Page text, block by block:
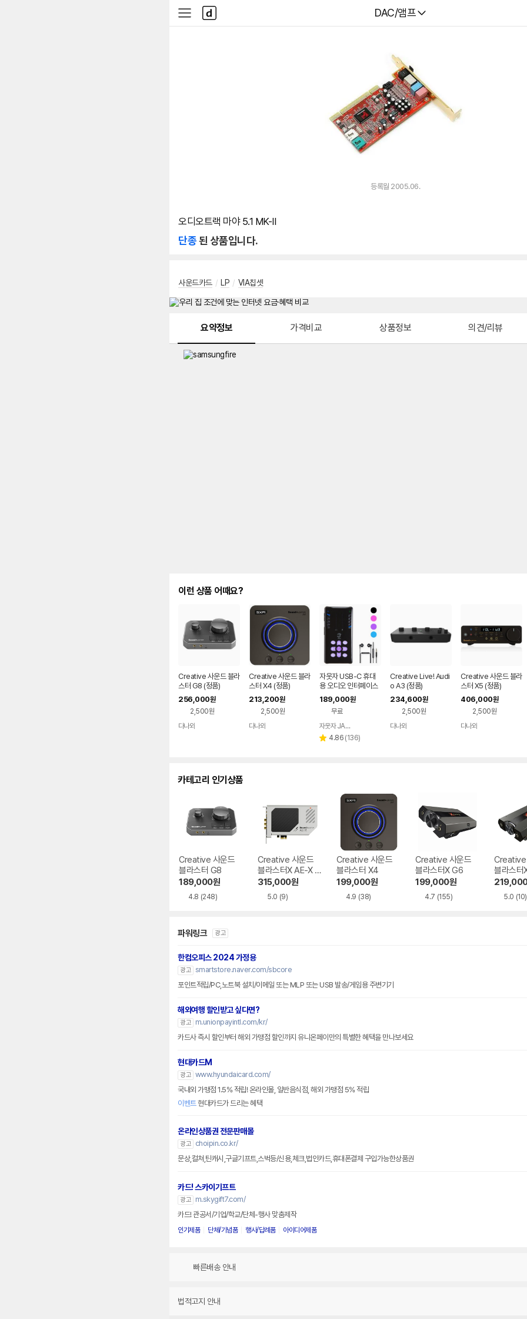
다나와
DAC/앰프
사
이
다
나
와
등록월 2005.06.
오디오트랙 마야 5.1 MK-II
단종된 상품입니다.
사운드카드 / LP / VIA칩셋
요약정보 가격비교 상품정보 의견/리뷰
이런 상품 어때요?
Creative 사운드 블라
스터 G8 (정품)
256,000원
2,500원
다나와
Creative 사운드 블라
스터 X4 (정품)
213,200원
2,500원
다나와
자웃자 USB-C 휴대
용 오디오 인터페이스
189,000원
무료
페이
자웃자 JAUTJA
별 4.86 리
(136)
Creative Live! Audi
o A3 (정품)
234,600원
2,500원
다나와
Creative 사운드 블라
스터 X5 (정품)
406,000원
2,500원
다나와
카테고리 인기상품
Creative 사운드
블라스터 G8
189,000원
4.8 (248)
Creative 사운드
블라스터X AE-X P
CI-e
315,000원
5.0 (9)
Creative 사운드
블라스터 X4
199,000원
4.9 (38)
Creative 사운드
블라스터X G6
199,000원
4.7 (155)
Creative
블라스터
B-C
5.0 (10)
파워링크 광고
한컴오피스 2024 가정용
광고 smartstore.naver.com/sbcore
포인트적립/PC,노트북 설치/이메일 또는 MLP 또는 USB 발송/게임용 주변기기
해외여행 할인받고 싶다면?
광고
m.unionpayintl.com/kr/
카드사 즉시 할인부터 해외 가맹점 할인까지 유니온페이만의 특별한 혜택을 만나보세요
현대카드M
광고 www.hyundaicard.com/
국내외 가맹점 1.5% 적립! 온라인몰, 일반음식점, 해외 가맹점 5% 적립
이벤트현대카드가 드리는 혜택
온라인상품권 전문판매몰
광고
choipin.co.kr/
문상,컬쳐,틴캐시,구글기프트,스벅등/신용,체크,법인카드,휴대폰결제 구입가능한상품권
카드! 스카이기프트
광고
m.skygift7.com/
카드! 관공서/기업/학교/단체-행사 맞춤제작
인기제품 단체/기념품 행사/답례품 아이디어제품
빠른배송 안내
법적고지 안내